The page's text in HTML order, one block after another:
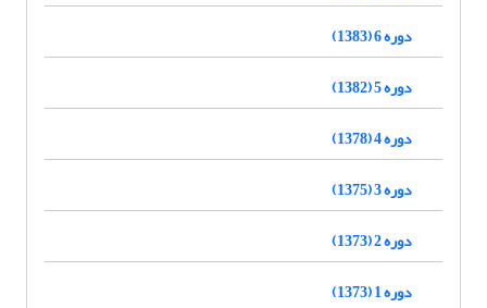
دوره 6 (1383)
دوره 5 (1382)
دوره 4 (1378)
دوره 3 (1375)
دوره 2 (1373)
دوره 1 (1373)